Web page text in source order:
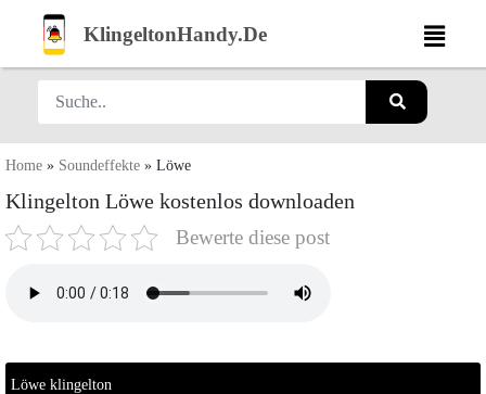
KlingeltonHandy.De
Home » Soundeffekte » Löwe
Klingelton Löwe kostenlos downloaden
Bewerte diese post
Löwe klingelton